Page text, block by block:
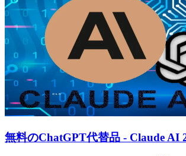
無料のChatGPT代替品 - Claude AI